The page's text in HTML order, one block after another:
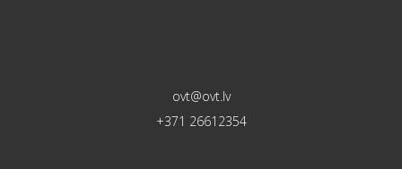
ovt@ovt.lv
+371 26612354